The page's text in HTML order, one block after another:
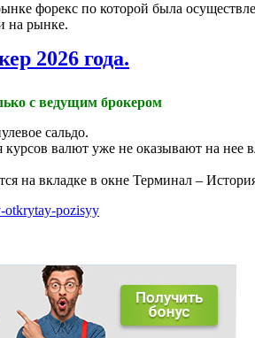
форекс по которой была
на рынке.
2026 года.
с ведущим брокером
сальдо.
валют уже не оказывают на нее
на вкладке в окне Терминал –
otkrytay-pozisyy